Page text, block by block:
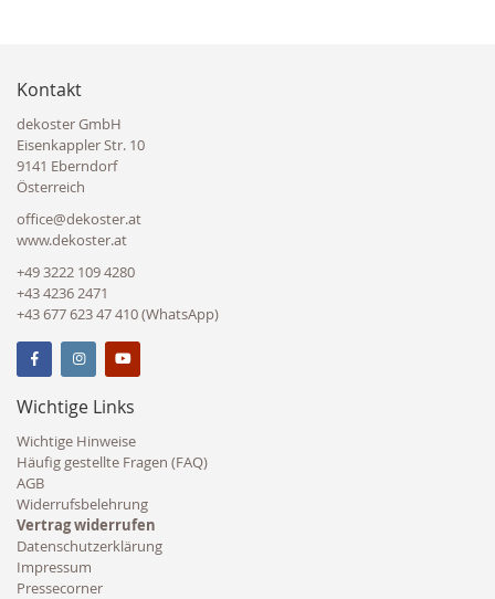
Kontakt
dekoster GmbH
Eisenkappler Str. 10
9141 Eberndorf
Österreich
office@dekoster.at
www.dekoster.at
+49 3222 109 4280
+43 4236 2471
+43 677 623 47 410 (WhatsApp)
Wichtige Links
Wichtige Hinweise
Häufig gestellte Fragen (FAQ)
AGB
Widerrufsbelehrung
Vertrag widerrufen
Datenschutzerklärung
Impressum
Pressecorner